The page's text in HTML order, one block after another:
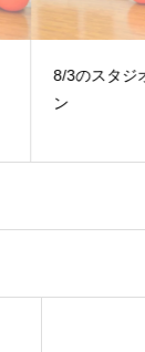
ッス
7/31